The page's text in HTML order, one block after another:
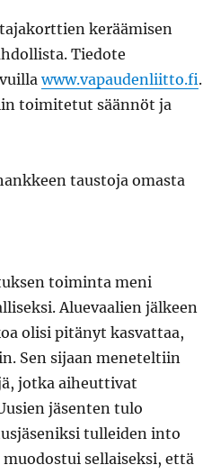
keräämisen
Tiedote
www.vapaudenliitto.fi.
toimitetut säännöt ja
taustoja omasta
toiminta meni
Aluevaalien jälkeen
olisi pitänyt kasvattaa,
Sen sijaan meneteltiin
jotka aiheuttivat
jäsenten tulo
tulleiden into
sellaiseksi, että